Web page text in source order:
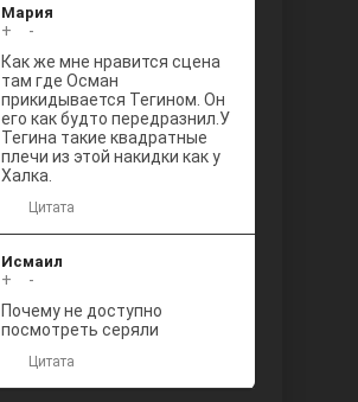
Ветреный
Мария
+
-
Как же мне нравится сцена
там где Осман
прикидывается Тегином. Он
его как будто передразнил.У
Тегина такие квадратные
плечи из этой накидки как у
Халка.
Цитата
Исмаил
+
-
Почему не доступно
посмотреть серяли
Цитата